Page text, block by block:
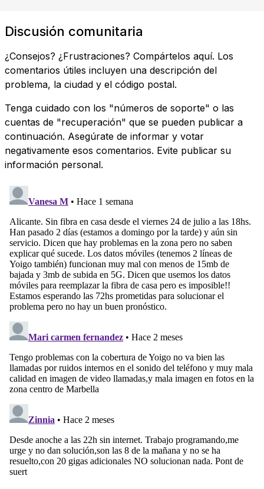
Discusión comunitaria
¿Consejos? ¿Frustraciones? Compártelos aquí. Los
comentarios útiles incluyen una descripción del
problema, la ciudad y el código postal.
Tenga cuidado con los "números de soporte" o las
cuentas de "recuperación" que se pueden publicar a
continuación. Asegúrate de informar y votar
negativamente esos comentarios. Evite publicar su
información personal.